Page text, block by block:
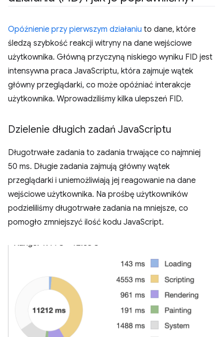
Opóźnienie przy pierwszym działaniu to dane, które
śledzą szybkość reakcji witryny na dane wejściowe
użytkownika. Główną przyczyną niskiego wyniku FID jest
intensywna praca JavaScriptu, która zajmuje wątek
główny przeglądarki, co może opóźniać interakcje
użytkownika. Wprowadziliśmy kilka ulepszeń FID.
Dzielenie długich zadań JavaScriptu
Długotrwałe zadania to zadania trwające co najmniej
50 ms. Długie zadania zajmują główny wątek
przeglądarki i uniemożliwiają jej reagowanie na dane
wejściowe użytkownika. Na prośbę użytkowników
podzieliliśmy długotrwałe zadania na mniejsze, co
pomogło zmniejszyć ilość kodu JavaScript.